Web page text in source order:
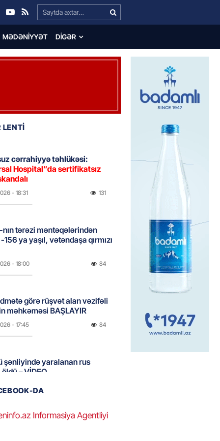
Search…
MƏDƏNIYYƏT DIGƏR
cərrahiyyə təhlükəsi:
Hospital”da sertifikatsız
- 18:31 131
nın tərəzi məntəqələrindən
ya yaşıl, vətəndaşa qırmızı
- 18:00 84
görə rüşvət alan vəzifəli
məhkəməsi BAŞLAYIR
- 17:45 84
şənliyində yaralanan rus
– VİDEO
qadının milyonluq mirası ilə
DA
Informasiya Agentliyi